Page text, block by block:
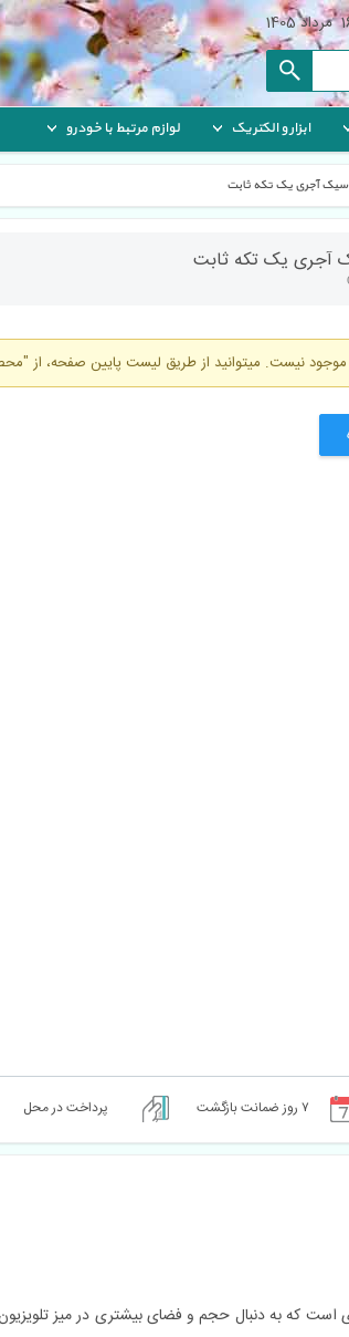
مرداد1405
ابزار و الکتریک لوازم مرتبط با خودرو
آجری یک تکه ثابت
آجری یک تکه ثابت
موجود نیست. میتوانید از طریق لیست پایین صفحه، از
٧ روز ضمانت بازگشت پرداخت در محل